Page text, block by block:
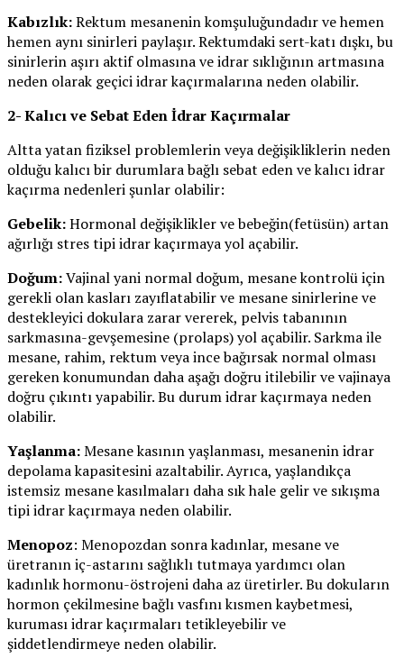
Kabızlık:Rektum mesanenin komşuluğundadır ve hemen
hemen aynı sinirleri paylaşır. Rektumdaki sert-katı dışkı, bu
sinirlerin aşırı aktif olmasına ve idrar sıklığının artmasına
neden olarak geçici idrar kaçırmalarına neden olabilir.
2- Kalıcı ve Sebat Eden İdrar Kaçırmalar
Altta yatan fiziksel problemlerin veya değişikliklerin neden
olduğu kalıcı bir durumlara bağlı sebat eden ve kalıcı idrar
kaçırma nedenleri şunlar olabilir:
Gebelik:Hormonal değişiklikler ve bebeğin(fetüsün) artan
ağırlığı stres tipi idrar kaçırmaya yol açabilir.
Doğum:Vajinal yani normal doğum, mesane kontrolü için
gerekli olan kasları zayıflatabilir ve mesane sinirlerine ve
destekleyici dokulara zarar vererek, pelvis tabanının
sarkmasına-gevşemesine (prolaps) yol açabilir. Sarkma ile
mesane, rahim, rektum veya ince bağırsak normal olması
gereken konumundan daha aşağı doğru itilebilir ve vajinaya
doğru çıkıntı yapabilir. Bu durum idrar kaçırmaya neden
olabilir.
Yaşlanma:Mesane kasının yaşlanması, mesanenin idrar
depolama kapasitesini azaltabilir. Ayrıca, yaşlandıkça
istemsiz mesane kasılmaları daha sık hale gelir ve sıkışma
tipi idrar kaçırmaya neden olabilir.
Menopoz: Menopozdan sonra kadınlar, mesane ve
üretranın iç-astarını sağlıklı tutmaya yardımcı olan
kadınlık hormonu-östrojeni daha az üretirler. Bu dokuların
hormon çekilmesine bağlı vasfını kısmen kaybetmesi,
kuruması idrar kaçırmaları tetikleyebilir ve
şiddetlendirmeye neden olabilir.